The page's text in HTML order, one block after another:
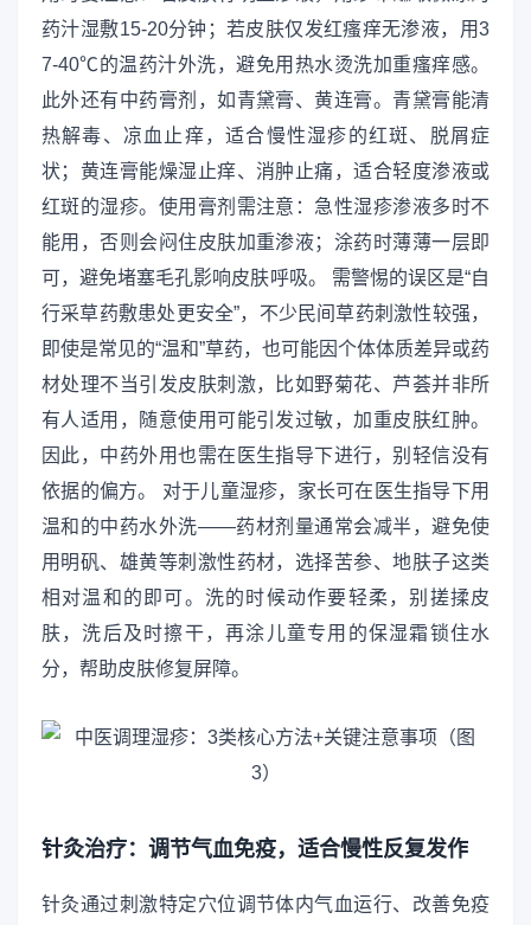
药汁湿敷15-20分钟；若皮肤仅发红瘙痒无渗液，用3
7-40℃的温药汁外洗，避免用热水烫洗加重瘙痒感。
此外还有中药膏剂，如青黛膏、黄连膏。青黛膏能清
热解毒、凉血止痒，适合慢性湿疹的红斑、脱屑症
状；黄连膏能燥湿止痒、消肿止痛，适合轻度渗液或
红斑的湿疹。使用膏剂需注意：急性湿疹渗液多时不
能用，否则会闷住皮肤加重渗液；涂药时薄薄一层即
可，避免堵塞毛孔影响皮肤呼吸。 需警惕的误区是“自
行采草药敷患处更安全”，不少民间草药刺激性较强，
即使是常见的“温和”草药，也可能因个体体质差异或药
材处理不当引发皮肤刺激，比如野菊花、芦荟并非所
有人适用，随意使用可能引发过敏，加重皮肤红肿。
因此，中药外用也需在医生指导下进行，别轻信没有
依据的偏方。 对于儿童湿疹，家长可在医生指导下用
温和的中药水外洗——药材剂量通常会减半，避免使
用明矾、雄黄等刺激性药材，选择苦参、地肤子这类
相对温和的即可。洗的时候动作要轻柔，别搓揉皮
肤，洗后及时擦干，再涂儿童专用的保湿霜锁住水
分，帮助皮肤修复屏障。
针灸治疗：调节气血免疫，适合慢性反复发作
针灸通过刺激特定穴位调节体内气血运行、改善免疫